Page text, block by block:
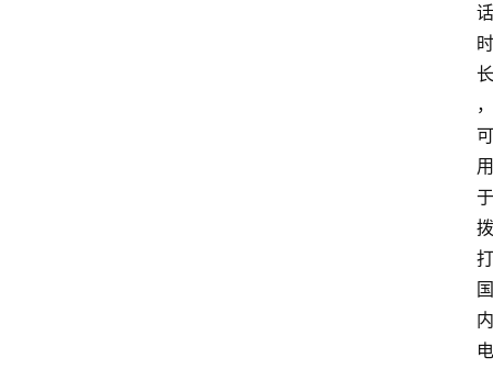
话
时
长
，
可
用
于
拨
打
国
内
电